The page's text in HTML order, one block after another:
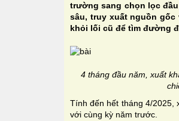
trường sang chọn lọc
sâu, truy xuất nguồn
khỏi lối cũ để tìm đường
4 tháng đầu năm, xuất
Tính đến hết tháng 4/2025,
với cùng kỳ năm trước.